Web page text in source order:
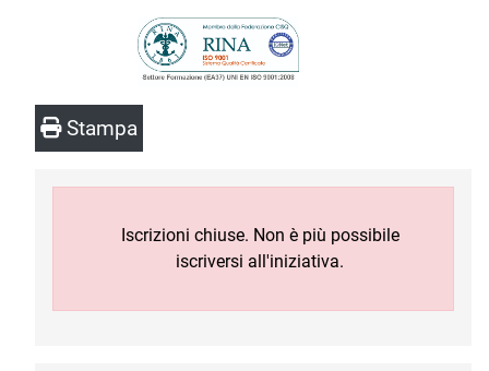
Stampa
Iscrizioni chiuse. Non è più possibile
iscriversi all'iniziativa.